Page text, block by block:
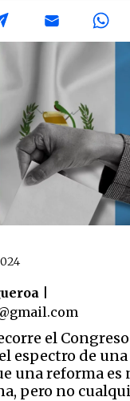
|
el
espectro de
una reforma es
pero no